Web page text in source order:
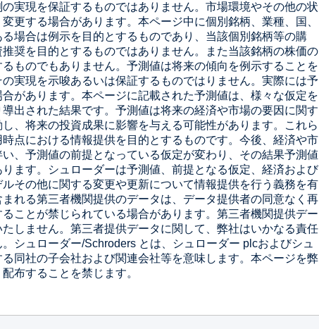
実現を保証するものではありません。市場環境やその他の状
更する場合があります。本ページ中に個別銘柄、業種、国、
場合は例示を目的とするものであり、当該個別銘柄等の購
奨を目的とするものではありません。また当該銘柄の株価の
るものでもありません。予測値は将来の傾向を例示することを
実現を示唆あるいは保証するものではりません。実際には予
があります。本ページに記載された予測値は、様々な仮定を
出された結果です。予測値は将来の経済や市場の要因に関す
、将来の投資成果に影響を与える可能性があります。これら
点における情報提供を目的とするものです。今後、経済や市
、予測値の前提となっている仮定が変わり、その結果予測値
ます。シュローダーは予測値、前提となる仮定、経済および
その他に関する変更や更新について情報提供を行う義務を有
れる第三者機関提供のデータは、データ提供者の同意なく再
ことが禁じられている場合があります。第三者機関提供デー
しません。第三者提供データに関して、弊社はいかなる責任
シュローダー/Schroders とは、シュローダー plcおよびシュ
同社の子会社および関連会社等を意味します。本ページを弊
布することを禁じます。